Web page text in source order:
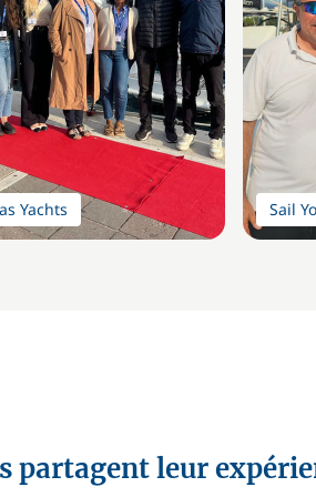
Yachts Sail
partagent leur